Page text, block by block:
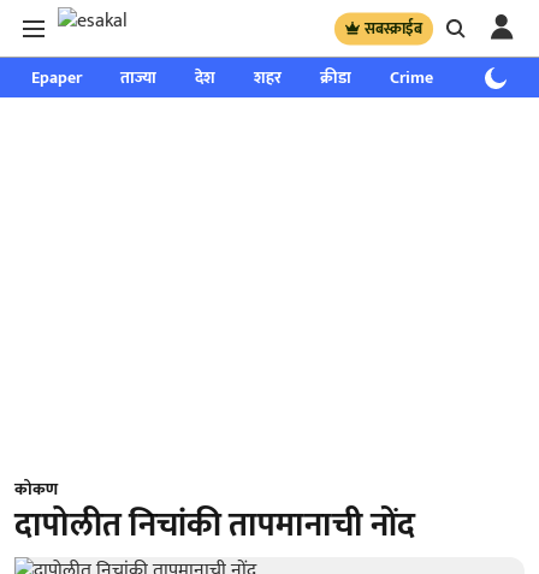
सबस्क्राईब
Epaper ताज्या देश शहर क्रीडा Crime साप्ताहिक
कोकण
दापोलीत निचांकी तापमानाची नोंद